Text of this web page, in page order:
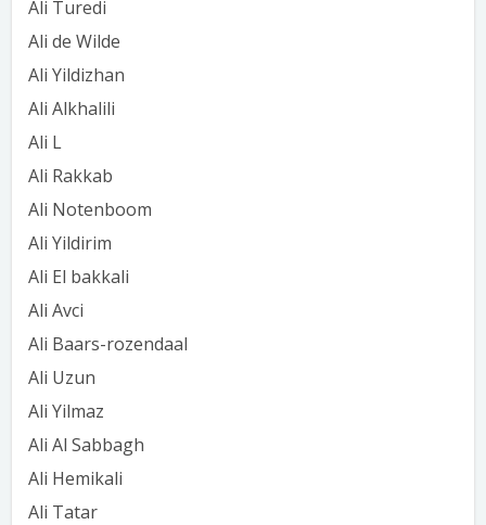
Ali Turedi
Ali de Wilde
Ali Yildizhan
Ali Alkhalili
Ali L
Ali Rakkab
Ali Notenboom
Ali Yildirim
Ali El bakkali
Ali Avci
Ali Baars-rozendaal
Ali Uzun
Ali Yilmaz
Ali Al Sabbagh
Ali Hemikali
Ali Tatar